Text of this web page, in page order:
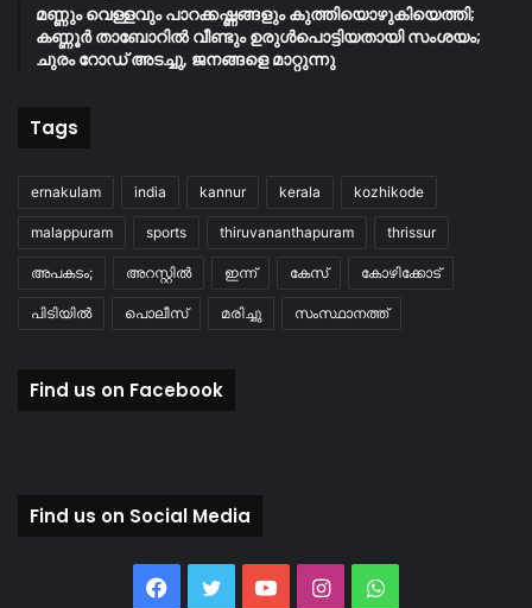
മണ്ണും വെള്ളവും പാറക്കഷ്ണങ്ങളും കുത്തിയൊഴുകിയെത്തി;
കണ്ണൂർ താബോറിൽ വീണ്ടും ഉരുൾപൊട്ടിയതായി സംശയം;
ചുരം റോഡ് അടച്ചു, ജനങ്ങളെ മാറ്റുന്നു
Tags
ernakulam india kannur kerala kozhikode
malappuram sports thiruvananthapuram thrissur
അപകടം; അറസ്റ്റിൽ ഇന്ന് കേസ് കോഴിക്കോട്
പിടിയിൽ പൊലീസ് മരിച്ചു സംസ്ഥാനത്ത്
Find us on Facebook
Find us on Social Media
Facebook
TwitterYouTubeInstagramWhatsApp